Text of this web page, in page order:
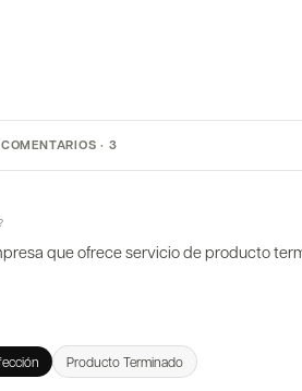
COMENTARIOS · 3
que ofrece servicio de producto
Producto Terminado